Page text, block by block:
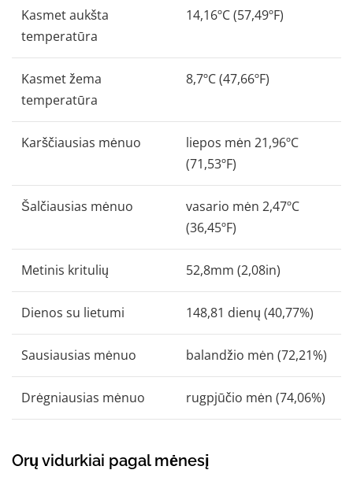
Kasmet aukšta
temperatūra
14,16ºC (57,49ºF)
Kasmet žema
temperatūra
8,7ºC (47,66ºF)
Karščiausias mėnuo
liepos mėn 21,96ºC
(71,53ºF)
Šalčiausias mėnuo
vasario mėn 2,47ºC
(36,45ºF)
Metinis kritulių 52,8mm (2,08in)
Dienos su lietumi 148,81 dienų (40,77%)
Sausiausias mėnuo balandžio mėn (72,21%)
Drėgniausias mėnuo rugpjūčio mėn (74,06%)
Orų vidurkiai pagal mėnesį